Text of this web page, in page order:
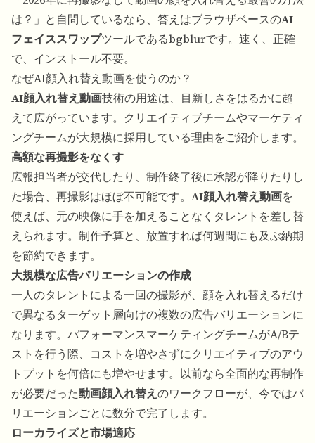
は？」と自問しているなら、答えはブラウザベースのAI
フェイススワップツールであるbgblurです。速く、正確
で、インストール不要。
なぜAI顔入れ替え動画を使うのか？
AI顔入れ替え動画技術の用途は、目新しさをはるかに超
えて広がっています。クリエイティブチームやマーケティ
ングチームが大規模に採用している理由をご紹介します。
高額な再撮影をなくす
広報担当者が交代したり、制作終了後に承認が降りたりし
た場合、再撮影はほぼ不可能です。 AI顔入れ替え動画を
使えば、元の映像に手を加えることなくタレントを差し替
えられます。制作予算と、放置すれば何週間にも及ぶ納期
を節約できます。
大規模な広告バリエーションの作成
一人のタレントによる一回の撮影が、顔を入れ替えるだけ
で異なるターゲット層向けの複数の広告バリエーションに
なります。パフォーマンスマーケティングチームがA/Bテ
ストを行う際、コストを増やさずにクリエイティブのアウ
トプットを何倍にも増やせます。以前なら全面的な再制作
が必要だった動画顔入れ替えのワークフローが、今ではバ
リエーションごとに数分で完了します。
ローカライズと市場適応